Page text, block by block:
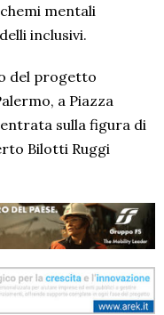
mentali
inclusivi.
del progetto
a Piazza
sulla figura di
Bilotti Ruggi